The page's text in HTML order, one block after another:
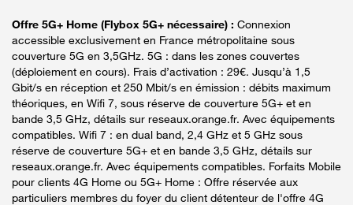
Offre 5G+ Home (Flybox 5G+ nécessaire) : Connexion
accessible exclusivement en France métropolitaine sous
couverture 5G en 3,5GHz. 5G : dans les zones couvertes
(déploiement en cours). Frais d’activation : 29€. Jusqu’à 1,5
Gbit/s en réception et 250 Mbit/s en émission : débits maximum
théoriques, en Wifi 7, sous réserve de couverture 5G+ et en
bande 3,5 GHz, détails sur reseaux.orange.fr. Avec équipements
compatibles. Wifi 7 : en dual band, 2,4 GHz et 5 GHz sous
réserve de couverture 5G+ et en bande 3,5 GHz, détails sur
reseaux.orange.fr. Avec équipements compatibles. Forfaits Mobile
pour clients 4G Home ou 5G+ Home : Offre réservée aux
particuliers membres du foyer du client détenteur de l'offre 4G